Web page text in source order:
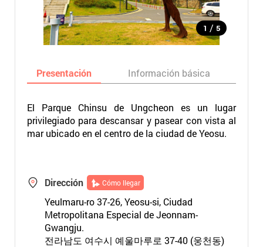
1 / 5
Presentación Información básica
El Parque Chinsu de Ungcheon es un lugar
privilegiado para descansar y pasear con vista al
mar ubicado en el centro de la ciudad de Yeosu.
Dirección Cómo llegar
Yeulmaru-ro 37-26, Yeosu-si, Ciudad
Metropolitana Especial de Jeonnam-
Gwangju.
전라남도 여수시 예울마루로 37-40 (웅천동)